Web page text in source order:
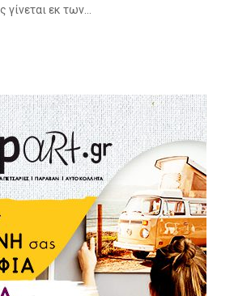
εκ των...